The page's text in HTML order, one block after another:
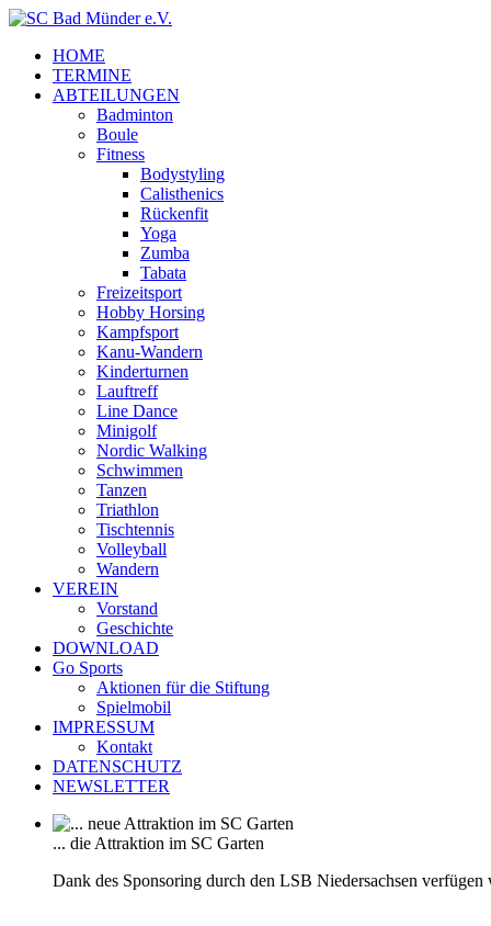
HOME
TERMINE
ABTEILUNGEN
Badminton
Boule
Fitness
Bodystyling
Calisthenics
Rückenfit
Yoga
Zumba
Tabata
Freizeitsport
Hobby Horsing
Kampfsport
Kanu-Wandern
Kinderturnen
Lauftreff
Line Dance
Minigolf
Nordic Walking
Schwimmen
Tanzen
Triathlon
Tischtennis
Volleyball
Wandern
VEREIN
Vorstand
Geschichte
DOWNLOAD
Go Sports
Aktionen für die Stiftung
Spielmobil
IMPRESSUM
Kontakt
DATENSCHUTZ
NEWSLETTER
... die Attraktion im SC Garten
Dank des Sponsoring durch den LSB Niedersachsen